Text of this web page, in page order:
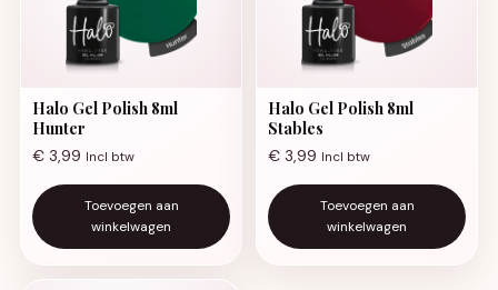
Halo Gel Polish 8ml
Hunter
€ 3,99 Incl btw
Toevoegen aan
winkelwagen
Halo Gel Polish 8ml
Stables
€ 3,99 Incl btw
Toevoegen aan
winkelwagen